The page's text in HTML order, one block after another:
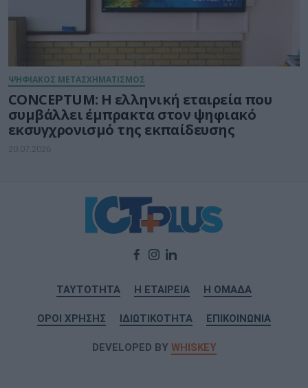
ΨΗΦΙΑΚΟΣ ΜΕΤΑΣΧΗΜΑΤΙΣΜΟΣ
CONCEPTUM: Η ελληνική εταιρεία που
συμβάλλει έμπρακτα στον ψηφιακό
εκσυγχρονισμό της εκπαίδευσης
20.07.2026
ΤΑΥΤΟΤΗΤΑ Η ΕΤΑΙΡΕΙΑ Η ΟΜΑΔΑ
ΟΡΟΙ ΧΡΗΣΗΣ ΙΔΙΩΤΙΚΟΤΗΤΑ ΕΠΙΚΟΙΝΩΝΙΑ
DEVELOPED BY WHISKEY